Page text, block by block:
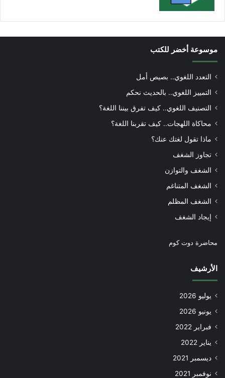
موسوعة أخضر للكتب
التعدد اللغوي.. بصيص أمل
التمييز اللغوي.. بالحديث نحكم
التصنيف اللغوي.. كيف تفرق بيننا اللغة؟
محاكاة اللهجات.. كيف تقربنا اللغة؟
ماذا تقول لغتك عنك؟
تجاوز الشغف
الشغف والتوازن
الشغف المتناغم
الشغف المظلم
إيجاد الشغف
محاضرة دوت كوم
الأرشيف
يوليو 2026
يونيو 2026
فبراير 2022
يناير 2022
ديسمبر 2021
نوفمبر 2021